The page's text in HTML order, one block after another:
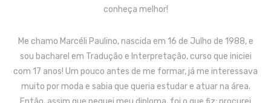
conheça melhor!
Me chamo Marcéli Paulino, nascida em 16 de Julho de 1988, e
sou bacharel em Tradução e Interpretação, curso que iniciei
com 17 anos! Um pouco antes de me formar, já me interessava
muito por moda e sabia que queria estudar e atuar na área.